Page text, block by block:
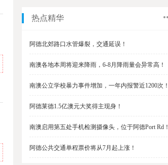
热点精华
阿德北郊路口水管爆裂，交通延误！
南澳各地本周将迎来降雨，6-8月降雨量会异常高！
南澳公立学校暴力事件增加，一年内报警近1200次！
阿德莱德1.5亿澳元大奖得主现身！
南澳启用第五处手机检测摄像头，位于阿德Port Rd！
阿德公共交通单程票价将从7月起上涨！